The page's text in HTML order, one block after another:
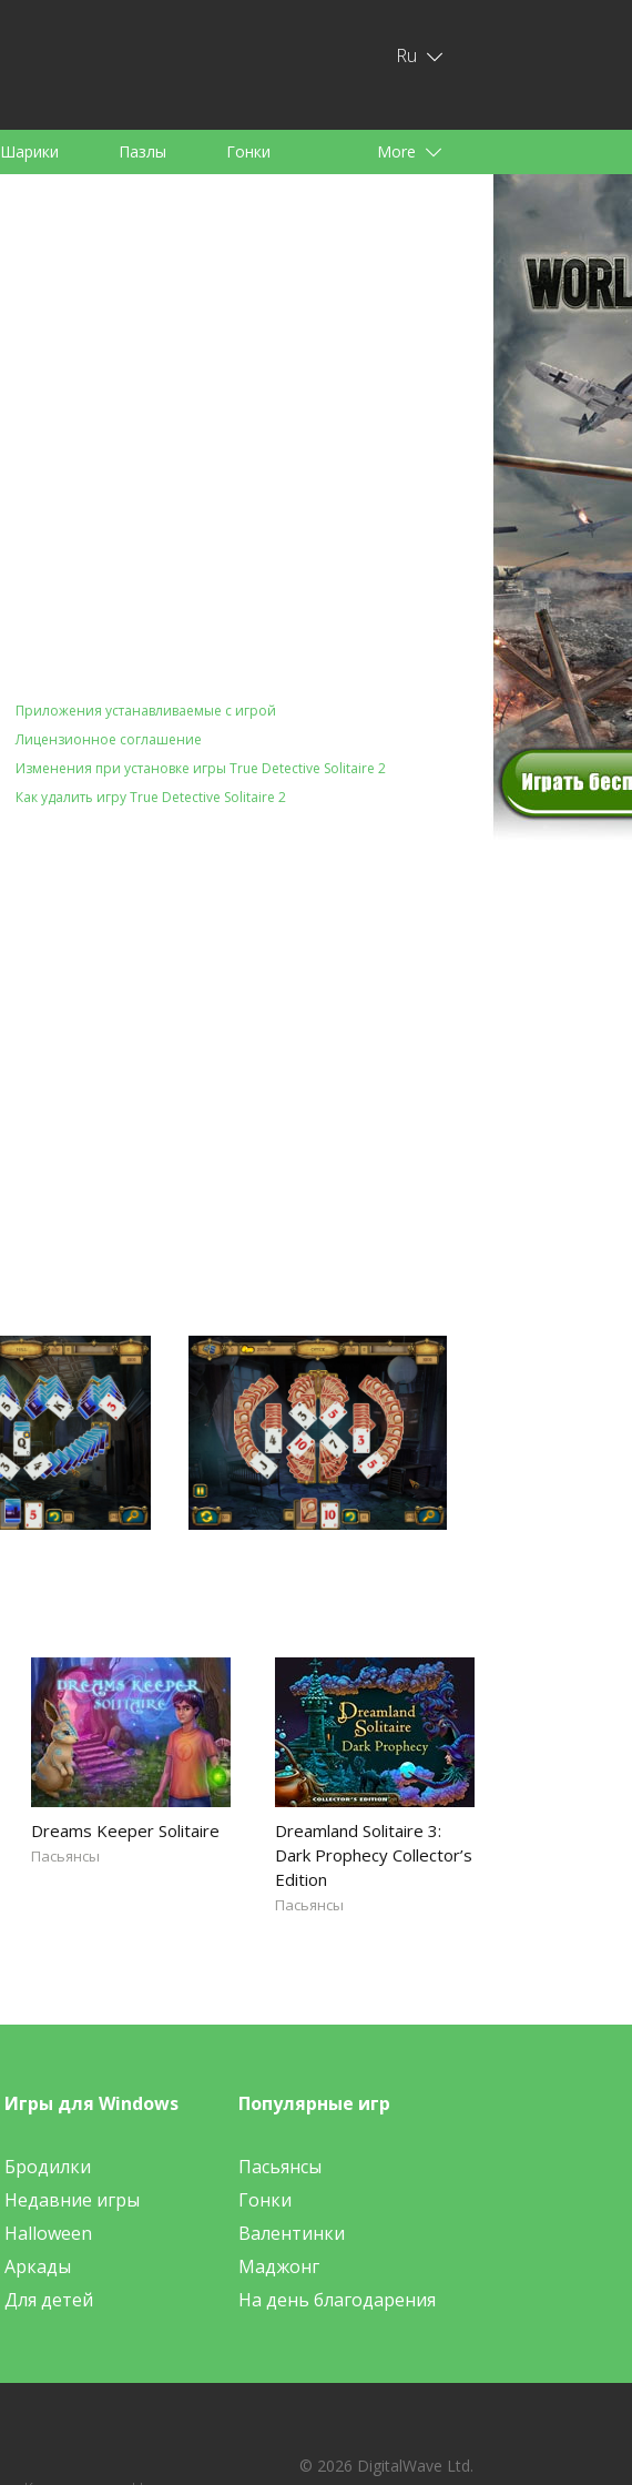
Ru
Шарики Пазлы Гонки More
Приложения устанавливаемые с игрой
Лицензионное соглашение
Изменения при установке игры True Detective Solitaire 2
Как удалить игру True Detective Solitaire 2
Dreams Keeper Solitaire
Пасьянсы
Dreamland Solitaire 3:
Dark Prophecy Collector’s
Edition
Пасьянсы
Игры для Windows
Бродилки
Недавние игры
Halloween
Аркады
Для детей
Популярные игр
Пасьянсы
Гонки
Валентинки
Маджонг
На день благодарения
© 2026 DigitalWave Ltd.